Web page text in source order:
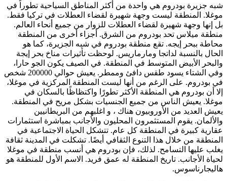
شبه جزيرة بودروم هي واحدة من أكثر المناطق السياحية تطوراً في
موغلا. المنطقة ليست وجهة شهيرة لقضاء العطلات في تركيا فقط.
بل إنها وجهة شهيرة لقضاء العطلات للزوار من جميع أنحاء العالم.
منطقة ميلاس تحد بودروم من الشرق. أجزاء أخرى من المنطقة
محاطة ببحر إيجه. تقع منطقة بودروم في شبه الجزيرة، كما هو
الحال بالنسبة لداتجا ومارماريس. لوحظت تأثيرات مناخ بحر إيجة
والبحر الأبيض المتوسط ​​في المنطقة. في الصيف يكون الجو حارا،
وفي الشتاء يسود طقس دافئ وممطر. يعيش حوالي 200000 شخص
في بودروم. على الرغم من أنها ليست المنطقة المركزية في موغلا،
إلا أن بودروم هي المنطقة الأكثر تطورًا واكتظاظًا بالسكان في
موغلا. يعيش الناس من جميع الجنسيات بشكل مريح في المنطقة.
يعيش العديد من الأوروبيون هناك ، و اغلبهم من البريطانيين
والألمان. يقوم المستثمرون المحليون والأجانب بمباشرة استثمارات
عقارية كبيرة في المنطقة كل عام. تتشكل الحياة الاجتماعية في
المنطقة من خلال هذا التنوع الثقافي أيضًا. تشكلت في المدينة ثقافة
يغلب عليها التسامح. لذلك، فإن بودروم هي أنسب منطقة في موغلا
لحياة الأجانب. تاريخ المنطقة له عمق فريد. الاسم الأول للمنطقة هو
هاليجارناسوس.